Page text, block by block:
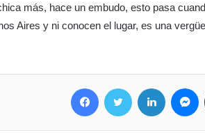
más, hace un embudo, esto pasa
Aires y ni conocen el lugar, es una
Facebook Twitter LinkedIn